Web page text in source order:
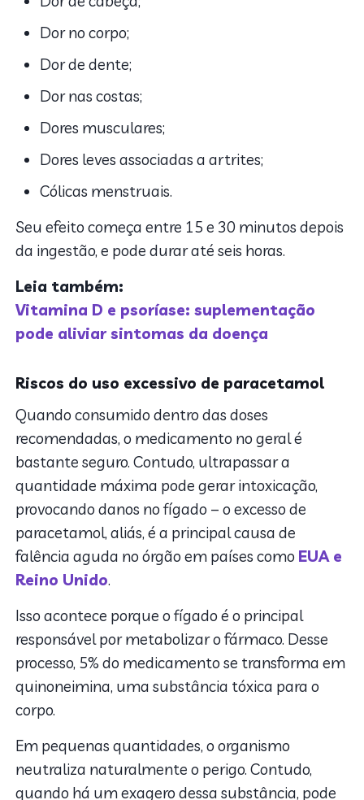
Dor no corpo;
Dor de dente;
Dor nas costas;
Dores musculares;
Dores leves associadas a artrites;
Cólicas menstruais.
Seu efeito começa entre 15 e 30 minutos depois
da ingestão, e pode durar até seis horas.
Leia também:
Vitamina D e psoríase: suplementação
pode aliviar sintomas da doença
Riscos do uso excessivo de paracetamol
Quando consumido dentro das doses
recomendadas, o medicamento no geral é
bastante seguro. Contudo, ultrapassar a
quantidade máxima pode gerar intoxicação,
provocando danos no fígado – o excesso de
paracetamol, aliás, é a principal causa de
falência aguda no órgão em países como EUA e
Reino Unido.
Isso acontece porque o fígado é o principal
responsável por metabolizar o fármaco. Desse
processo, 5% do medicamento se transforma em
quinoneimina, uma substância tóxica para o
corpo.
Em pequenas quantidades, o organismo
neutraliza naturalmente o perigo. Contudo,
quando há um exagero dessa substância, pode